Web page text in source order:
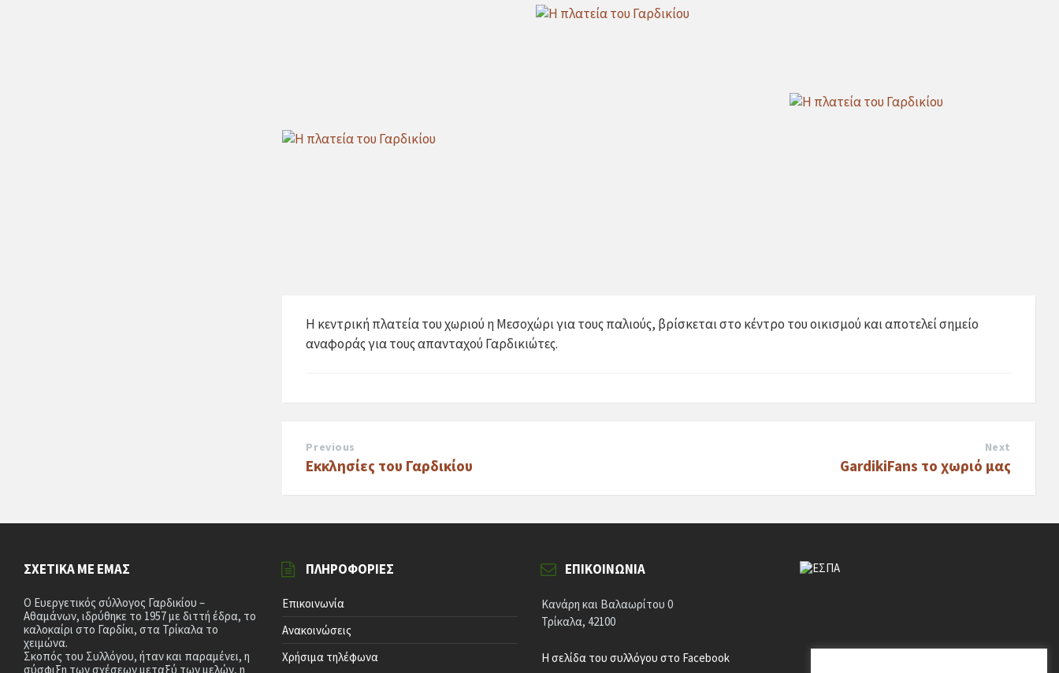
Η κεντρική πλατεία του χωριού η Μεσοχώρι για τους παλιούς, βρίσκεται στο κέντρο του οικισμού και αποτελεί σημείο
αναφοράς για τους απανταχού Γαρδικιώτες.
Previous
Εκκλησίες του Γαρδικίου
Next
GardikiFans το χωριό μας
ΣΧΕΤΙΚΆ ΜΕ ΕΜΆΣ
Ο Ευεργετικός σύλλογος Γαρδικίου –
Αθαμάνων, ιδρύθηκε το 1957 με διττή έδρα, το
καλοκαίρι στο Γαρδίκι, στα Τρίκαλα το
χειμώνα.
Σκοπός του Συλλόγου, ήταν και παραμένει, η
σύσφιξη των σχέσεων μεταξύ των μελών, η
ΠΛΗΡΟΦΟΡΊΕΣ
Επικοινωνία
Ανακοινώσεις
Χρήσιμα τηλέφωνα
ΕΠΙΚΟΙΝΩΝΊΑ
Κανάρη και Βαλαωρίτου 0
Τρίκαλα, 42100
Η σελίδα του συλλόγου στο Facebook